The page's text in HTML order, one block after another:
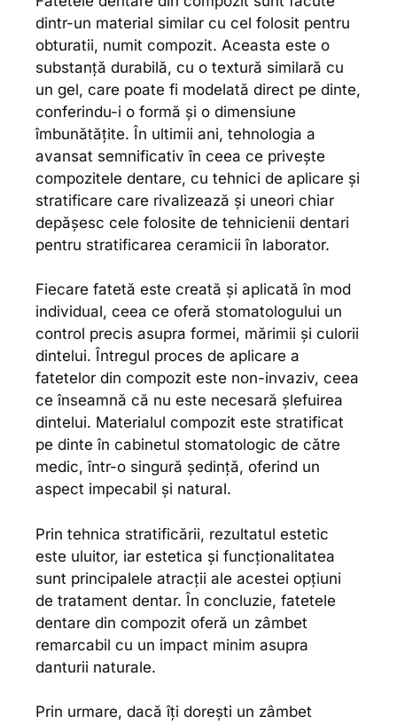
dintr-un material similar cu cel folosit pentru
obturatii, numit compozit. Aceasta este o
substanță durabilă, cu o textură similară cu
un gel, care poate fi modelată direct pe dinte,
conferindu-i o formă și o dimensiune
îmbunătățite. În ultimii ani, tehnologia a
avansat semnificativ în ceea ce privește
compozitele dentare, cu tehnici de aplicare și
stratificare care rivalizează și uneori chiar
depășesc cele folosite de tehnicienii dentari
pentru stratificarea ceramicii în laborator.
Fiecare fatetă este creată și aplicată în mod
individual, ceea ce oferă stomatologului un
control precis asupra formei, mărimii și culorii
dintelui. Întregul proces de aplicare a
fatetelor din compozit este non-invaziv, ceea
ce înseamnă că nu este necesară șlefuirea
dintelui. Materialul compozit este stratificat
pe dinte în cabinetul stomatologic de către
medic, într-o singură ședință, oferind un
aspect impecabil și natural.
Prin tehnica stratificării, rezultatul estetic
este uluitor, iar estetica și funcționalitatea
sunt principalele atracții ale acestei opțiuni
de tratament dentar. În concluzie, fatetele
dentare din compozit oferă un zâmbet
remarcabil cu un impact minim asupra
danturii naturale.
Prin urmare, dacă îți dorești un zâmbet